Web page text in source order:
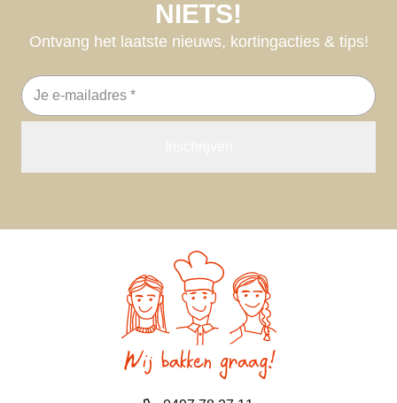
NIETS!
Ontvang het laatste nieuws, kortingacties & tips!
E-
mailadres